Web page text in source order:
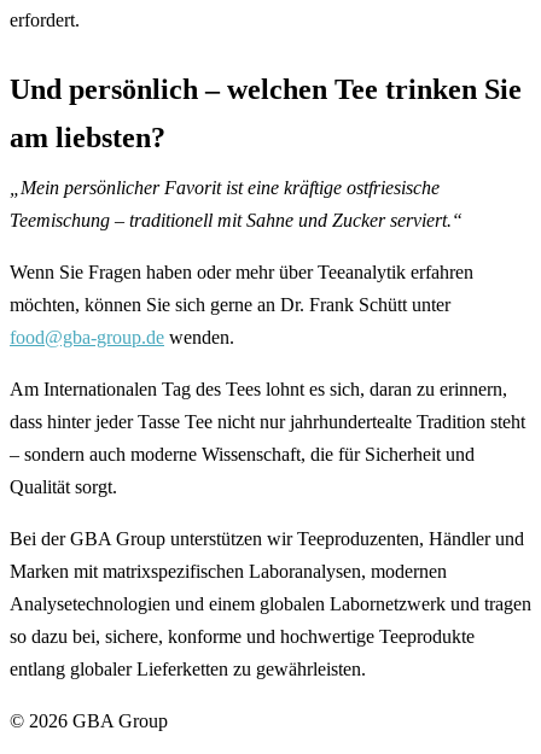
erfordert.
Und persönlich – welchen Tee trinken Sie
am liebsten?
„Mein persönlicher Favorit ist eine kräftige ostfriesische
Teemischung – traditionell mit Sahne und Zucker serviert.“
Wenn Sie Fragen haben oder mehr über Teeanalytik erfahren
möchten, können Sie sich gerne an Dr. Frank Schütt unter
food@gba-group.de wenden.
Am Internationalen Tag des Tees lohnt es sich, daran zu erinnern,
dass hinter jeder Tasse Tee nicht nur jahrhundertealte Tradition steht
– sondern auch moderne Wissenschaft, die für Sicherheit und
Qualität sorgt.
Bei der GBA Group unterstützen wir Teeproduzenten, Händler und
Marken mit matrixspezifischen Laboranalysen, modernen
Analysetechnologien und einem globalen Labornetzwerk und tragen
so dazu bei, sichere, konforme und hochwertige Teeprodukte
entlang globaler Lieferketten zu gewährleisten.
© 2026 GBA Group